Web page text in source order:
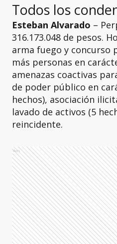
Todos los
Esteban Alvarado –
316.173.048 de pesos.
arma fuego y concurso
más personas en
amenazas coactivas
de poder público en
hechos), asociación
lavado de activos (5
reincidente.
Ads